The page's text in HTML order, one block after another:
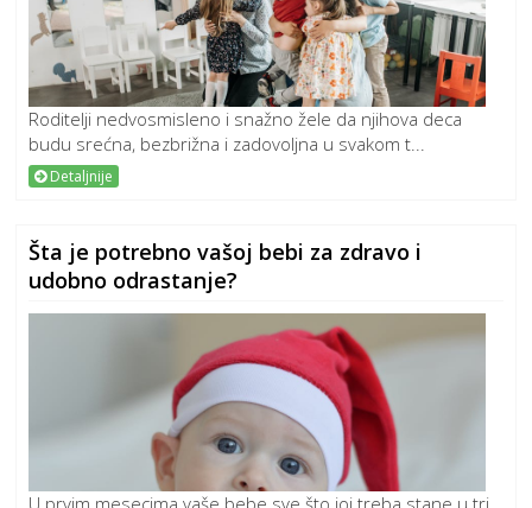
Roditelji nedvosmisleno i snažno žele da njihova deca
budu srećna, bezbrižna i zadovoljna u svakom t...
Detaljnije
Šta je potrebno vašoj bebi za zdravo i
udobno odrastanje?
U prvim mesecima vaše bebe sve što joj treba stane u tri